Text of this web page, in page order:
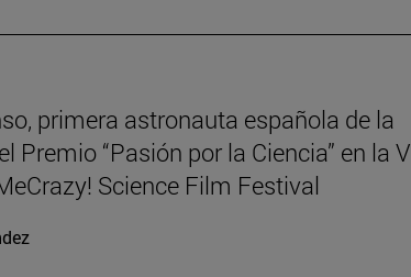
primera astronauta española de la
Premio “Pasión por la Ciencia” en la
Science Film Festival